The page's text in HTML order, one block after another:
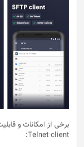
Telnet client: